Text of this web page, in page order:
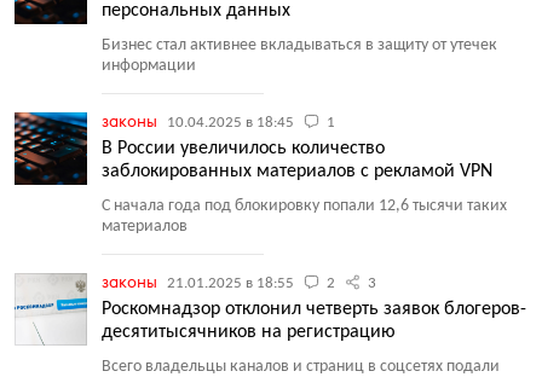
персональных данных
Бизнес стал активнее вкладываться в защиту от утечек
информации
законы 10.04.2025 в 18:45 1
В России увеличилось количество
заблокированных материалов с рекламой VPN
С начала года под блокировку попали 12,6 тысячи таких
материалов
законы 21.01.2025 в 18:55 2 3
Роскомнадзор отклонил четверть заявок блогеров-
десятитысячников на регистрацию
Всего владельцы каналов и страниц в соцсетях подали